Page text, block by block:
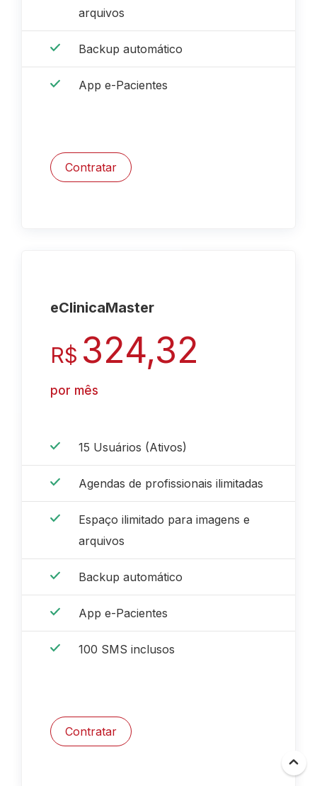
arquivos
Backup automático
App e-Pacientes
Contratar
eClinicaMaster
R$ 324,32
por mês
15 Usuários (Ativos)
Agendas de profissionais ilimitadas
Espaço ilimitado para imagens e
arquivos
Backup automático
App e-Pacientes
100 SMS inclusos
Contratar